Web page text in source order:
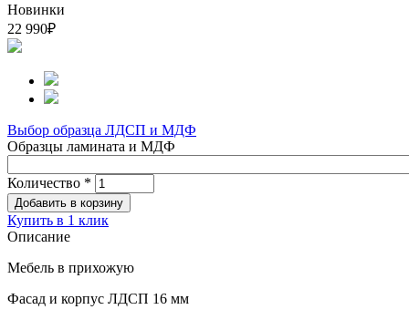
Новинки
22 990₽
Выбор образца ЛДСП и МДФ
Образцы ламината и МДФ
Количество *
Купить в 1 клик
Описание
Мебель в прихожую
Фасад и корпус ЛДСП 16 мм